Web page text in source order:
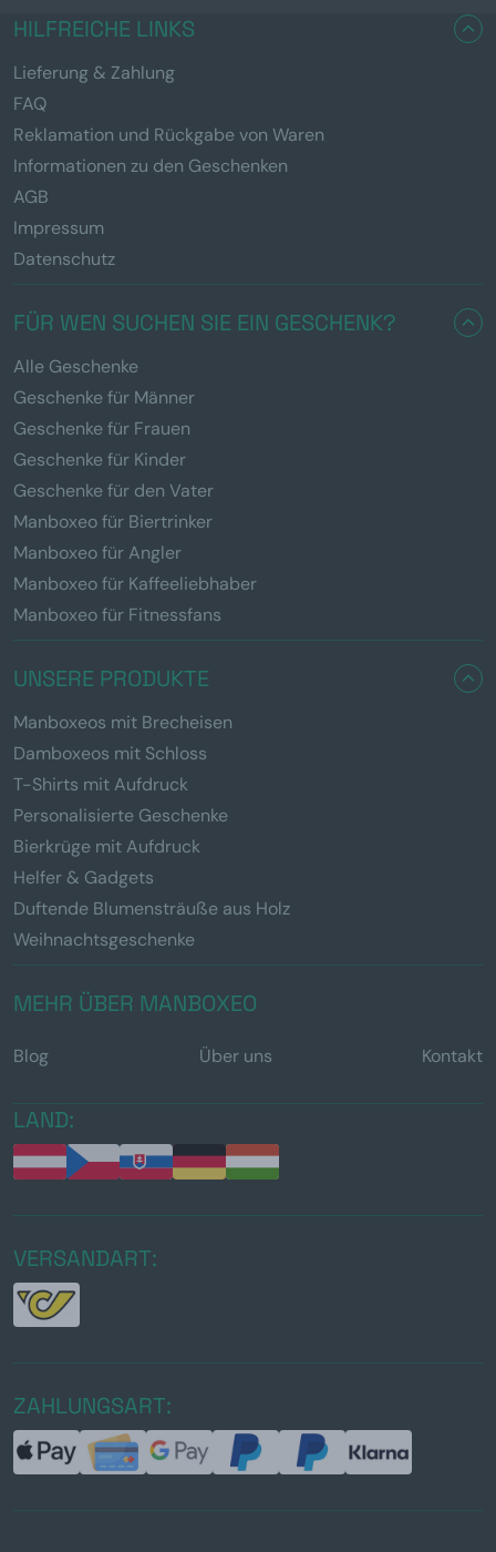
HILFREICHE LINKS
Lieferung & Zahlung
FAQ
Reklamation und Rückgabe von Waren
Informationen zu den Geschenken
AGB
Impressum
Datenschutz
FÜR WEN SUCHEN SIE EIN GESCHENK?
Alle Geschenke
Geschenke für Männer
Geschenke für Frauen
Geschenke für Kinder
Geschenke für den Vater
Manboxeo für Biertrinker
Manboxeo für Angler
Manboxeo für Kaffeeliebhaber
Manboxeo für Fitnessfans
UNSERE PRODUKTE
Manboxeos mit Brecheisen
Damboxeos mit Schloss
T-Shirts mit Aufdruck
Personalisierte Geschenke
Bierkrüge mit Aufdruck
Helfer & Gadgets
Duftende Blumensträuße aus Holz
Weihnachtsgeschenke
MEHR ÜBER MANBOXEO
Blog Über uns Kontakt
LAND:
VERSANDART:
ZAHLUNGSART: